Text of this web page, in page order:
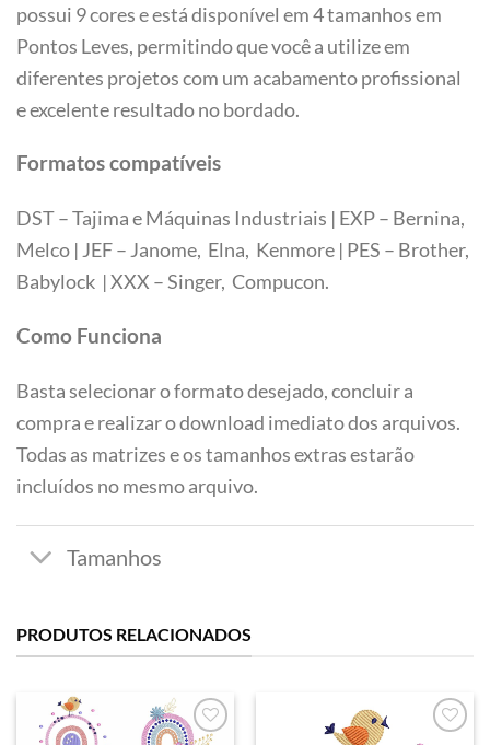
possui 9 cores e está disponível em 4 tamanhos em
Pontos Leves, permitindo que você a utilize em
diferentes projetos com um acabamento profissional
e excelente resultado no bordado.
Formatos compatíveis
DST – Tajima e Máquinas Industriais | EXP – Bernina,
Melco | JEF – Janome, Elna, Kenmore | PES – Brother,
Babylock | XXX – Singer, Compucon.
Como Funciona
Basta selecionar o formato desejado, concluir a
compra e realizar o download imediato dos arquivos.
Todas as matrizes e os tamanhos extras estarão
incluídos no mesmo arquivo.
Tamanhos
PRODUTOS RELACIONADOS